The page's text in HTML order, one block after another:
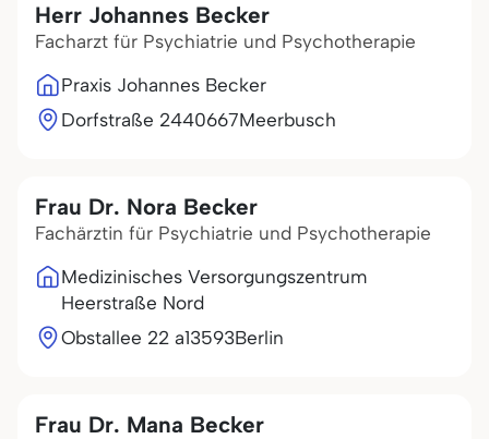
Herr Johannes Becker
Facharzt für Psychiatrie und Psychotherapie
Praxis Johannes Becker
Dorfstraße 2440667Meerbusch
Frau Dr. Nora Becker
Fachärztin für Psychiatrie und Psychotherapie
Medizinisches Versorgungszentrum
Heerstraße Nord
Obstallee 22 a13593Berlin
Frau Dr. Mana Becker